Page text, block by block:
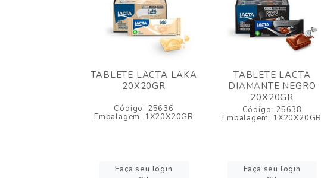
TABLETE LACTA LAKA
20X20GR
Código: 25636
Embalagem: 1X20X20GR
Faça seu login
TABLETE LACTA
DIAMANTE NEGRO
20X20GR
Código: 25638
Embalagem: 1X20X20GR
Faça seu login